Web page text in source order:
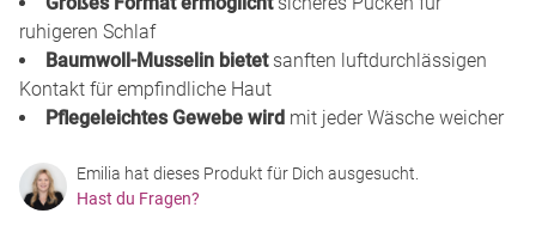
ruhigeren Schlaf
Baumwoll-Musselin bietetsanften luftdurchlässigen
Kontakt für empfindliche Haut
Pflegeleichtes Gewebe wird mit jeder Wäsche weicher
Emilia hat dieses Produkt für Dich ausgesucht.
Hast du Fragen?